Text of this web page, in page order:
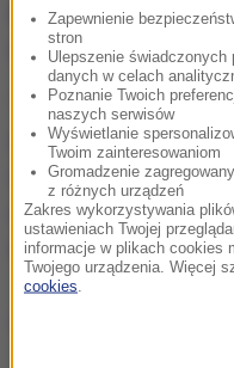
Przez cztery lata
Uniwersytecie
"Z głębokim
tragicznej śmierci
Stowarzyszenia Misji
utonął 20 marca w
informuje
Zapewnienie
stron
Ulepszenie świadczonych
danych w celach
Poznanie Twoich
naszych serwisów
Wyświetlanie
Twoim zainteresowaniom
Gromadzenie
z różnych urządzeń
Zakres wykorzystywania
ustawieniach Twojej
informacje w plikach cookies
Twojego urządzenia. Więcej
cookies